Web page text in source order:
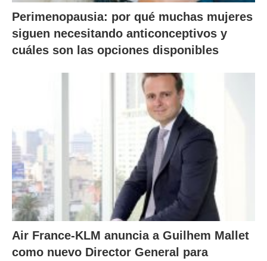
Perimenopausia: por qué muchas mujeres
siguen necesitando anticonceptivos y
cuáles son las opciones disponibles
Air France-KLM anuncia a Guilhem Mallet
como nuevo Director General para